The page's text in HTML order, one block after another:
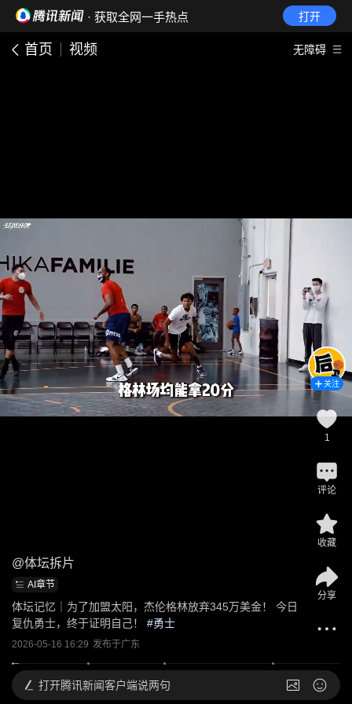
· 获取全网一手热点 打开
首页 视频 无障碍
@体坛拆片
AI章节
体坛记忆｜为了加盟太阳，杰伦格林放弃345万美金！ 今日
复仇勇士，终于证明自己！
#勇士
2026-05-16 16:29 发布于广东
关注
1
评论
收藏
分享
打开腾讯新闻客户端说两句